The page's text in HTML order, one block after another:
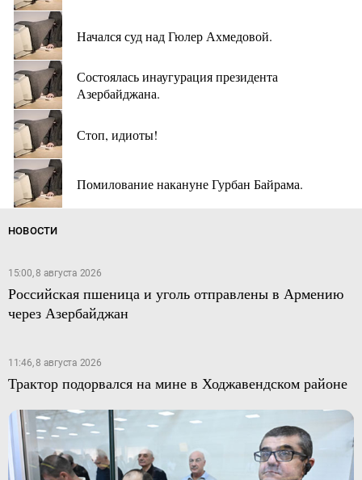
Начался суд над Гюлер Ахмедовой.
Состоялась инаугурация президента
Азербайджана.
Стоп, идиоты!
Помилование накануне Гурбан Байрама.
НОВОСТИ
15:00, 8 августа 2026
Российская пшеница и уголь отправлены в Армению
через Азербайджан
11:46, 8 августа 2026
Трактор подорвался на мине в Ходжавендском районе